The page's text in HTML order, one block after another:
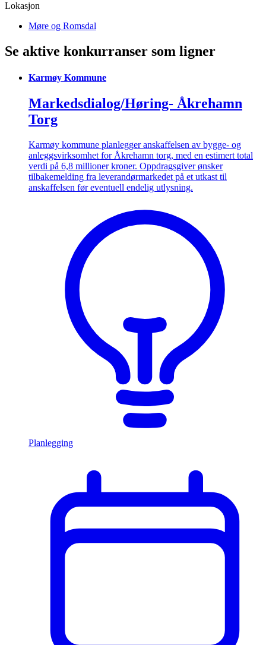
Lokasjon
Møre og Romsdal
Se aktive konkurranser som ligner
Karmøy Kommune
Markedsdialog/Høring- Åkrehamn
Torg
Karmøy kommune planlegger anskaffelsen av bygge- og
anleggsvirksomhet for Åkrehamn torg, med en estimert total
verdi på 6,8 millioner kroner. Oppdragsgiver ønsker
tilbakemelding fra leverandørmarkedet på et utkast til
anskaffelsen før eventuell endelig utlysning.
Planlegging